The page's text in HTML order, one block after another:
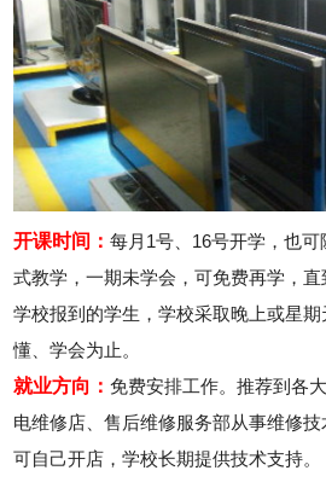
开课时间：每月1号、16号开学，也
式教学，一期未学会，可免费再学，
学校报到的学生，学校采取晚上或星
懂、学会为止。
就业方向：免费安排工作。推荐到各
电维修店、售后维修服务部从事维修
可自己开店，学校长期提供技术支持。